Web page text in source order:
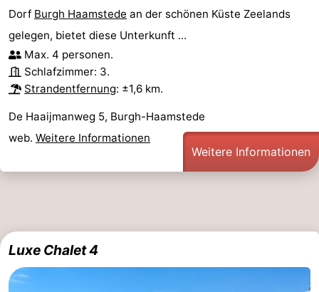
Dorf Burgh Haamstede an der schönen Küste Zeelands
gelegen, bietet diese Unterkunft ...
Max. 4 personen.
Schlafzimmer: 3.
Strandentfernung: ±1,6 km.
De Haaijmanweg 5, Burgh-Haamstede
web. Weitere Informationen
Weitere Informationen
Luxe Chalet 4